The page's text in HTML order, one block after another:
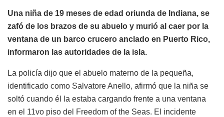
Una niña de 19 meses de edad oriunda de Indiana, se
zafó de los brazos de su abuelo y murió al caer por la
ventana de un barco crucero anclado en Puerto Rico,
informaron las autoridades de la isla.
La policía dijo que el abuelo materno de la pequeña,
identificado como Salvatore Anello, afirmó que la niña se
soltó cuando él la estaba cargando frente a una ventana
en el 11vo piso del Freedom of the Seas. El incidente